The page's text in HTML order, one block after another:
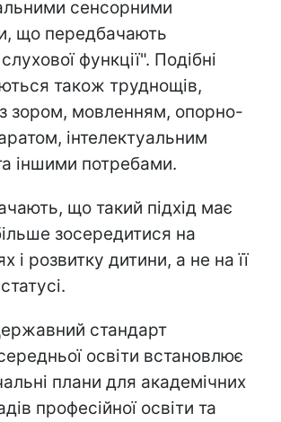
сенсорними
що передбачають
функції". Подібні
також труднощів,
зором, мовленням, опорно-
інтелектуальним
іншими потребами.
що такий підхід має
зосередитися на
і розвитку дитини, а не на її
стандарт
освіти встановлює
плани для академічних
професійної освіти та